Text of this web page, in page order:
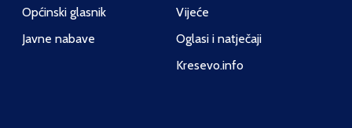
Općinski glasnik
Javne nabave
Vijeće
Oglasi i natječaji
Kresevo.info